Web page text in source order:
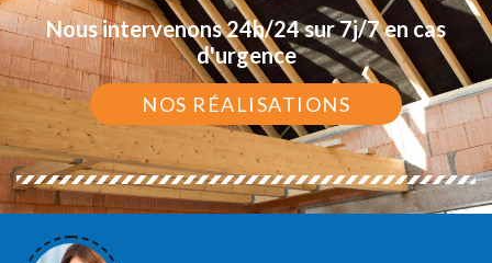
Nous intervenons 24h/24 sur 7j/7 en cas
d'urgence
NOS RÉALISATIONS